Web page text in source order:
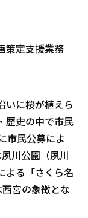
策定支援業務
いに桜が植えら
歴史の中で市民
市民公募によ
川公園（夙川
よる「さくら名
宮の象徴とな